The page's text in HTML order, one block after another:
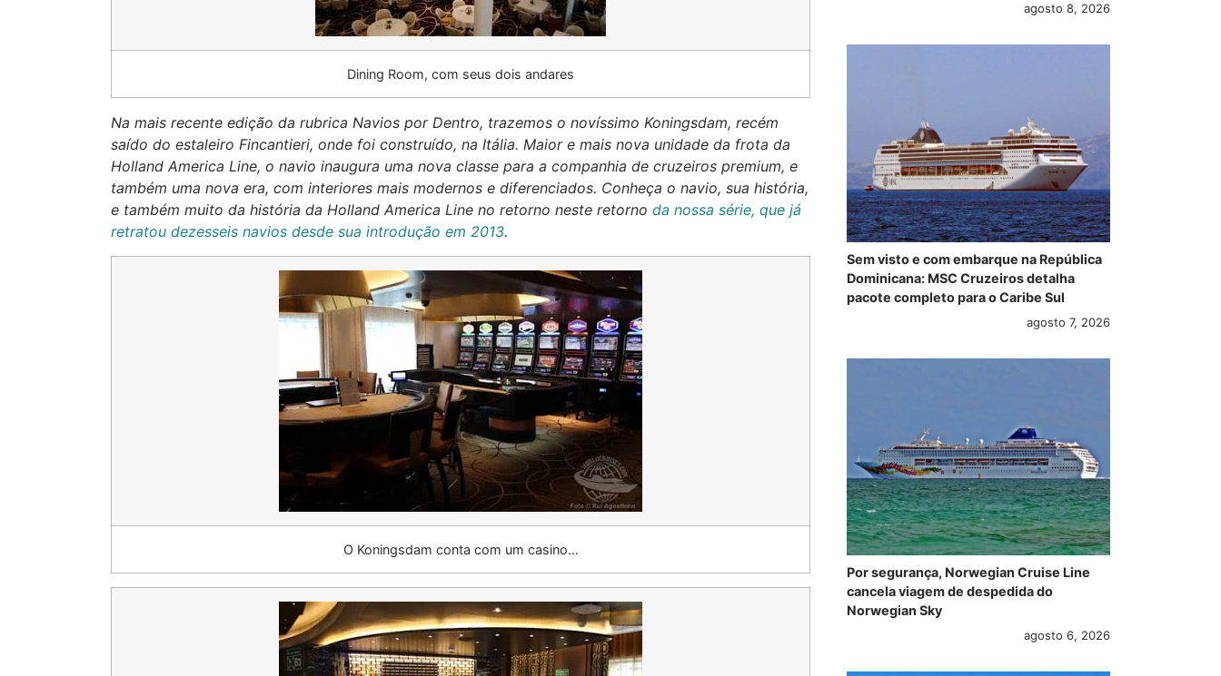
Dining Room, com seus dois andares
Na mais recente edição da rubrica Navios por Dentro, trazemos o novíssimo Koningsdam, recém
saído do estaleiro Fincantieri, onde foi construído, na Itália. Maior e mais nova unidade da frota da
Holland America Line, o navio inaugura uma nova classe para a companhia de cruzeiros premium, e
também uma nova era, com interiores mais modernos e diferenciados. Conheça o navio, sua história,
e também muito da história da Holland America Line no retorno neste retorno da nossa série, que já
retratou dezesseis navios desde sua introdução em 2013.
O Koningsdam conta com um casino…
agosto 8, 2026
Sem visto e com embarque na República
Dominicana: MSC Cruzeiros detalha
pacote completo para o Caribe Sul
agosto 7, 2026
Por segurança, Norwegian Cruise Line
cancela viagem de despedida do
Norwegian Sky
agosto 6, 2026